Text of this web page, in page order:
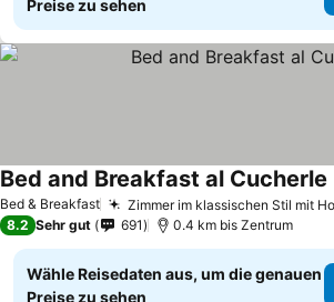
Preise zu sehen
Bed & Breakfast Zimmer im klassischen Stil mit
Bed and Breakfast al Cucherle
8.2 Sehr gut 691 0.4 km bis Zentrum
Wähle Reisedaten aus, um die genauen
Preise zu sehen